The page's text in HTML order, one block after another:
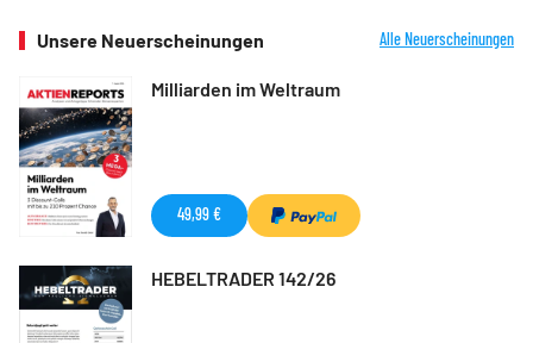
Unsere Neuerscheinungen Alle Neuerscheinungen
Milliarden im Weltraum
49,99 €
HEBELTRADER 142/26